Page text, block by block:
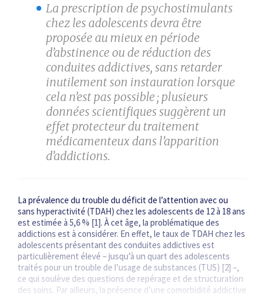
La prescription de psychostimulants
chez les adolescents devra être
proposée au mieux en période
d’abstinence ou de réduction des
conduites addictives, sans retarder
inutilement son instauration lorsque
cela n’est pas possible ; plusieurs
données scientifiques suggèrent un
effet protecteur du traitement
médicamenteux dans l’apparition
d’addictions.
La prévalence du trouble du déficit de l’attention avec ou
sans hyperactivité (TDAH) chez les adolescents de 12 à 18 ans
est estimée à 5,6 % [1]. À cet âge, la problématique des
addictions est à considérer. En effet, le taux de TDAH chez les
adolescents présentant des conduites addictives est
particulièrement élevé – jusqu’à un quart des adolescents
traités pour un trouble de l’usage de substances (TUS) [2] –,
ce qui soulève des questions de repérage et de structuration
des soins. Par ailleurs, la présence d’une comorbidité addictive